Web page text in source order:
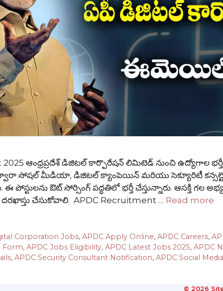
2025 ఆంధ్రప్రదేశ్ డిజిటల్ కార్పొరేషన్ లిమిటెడ్ నుంచి ఉద్యోగాల
సోషల్ మీడియా, డిజిటల్ క్యాంపెయిన్ మరియు సెక్యూరిటీ కన్సల్టెంట్
ఔట్ సోర్సింగ్ పద్ధతిలో భర్తీ చేస్తున్నారు. ఆసక్తి గల
చేసుకోవాలి. APDC Recruitment … Read more
Corporation Jobs,APDC Apply Online,APDC Careers,
Form, APDC Jobs Eligibility, APDC Latest Jobs 2025, APDC
, APDC Security Consultant Notification, APDC Social
© 2026